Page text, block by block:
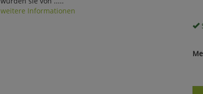
weitere Informationen